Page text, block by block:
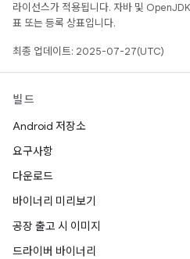
라이선스가 적용됩니다. 자바 및
표 또는 등록 상표입니다.
최종 업데이트: 2025-07-27(UTC)
빌드
Android 저장소
요구사항
다운로드
바이너리 미리보기
공장 출고 시 이미지
드라이버 바이너리